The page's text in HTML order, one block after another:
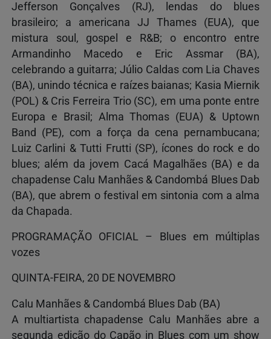
Jefferson Gonçalves (RJ), lendas do blues
brasileiro; a americana JJ Thames (EUA), que
mistura soul, gospel e R&B; o encontro entre
Armandinho Macedo e Eric Assmar (BA),
celebrando a guitarra; Júlio Caldas com Lia Chaves
(BA), unindo técnica e raízes baianas; Kasia Miernik
(POL) & Cris Ferreira Trio (SC), em uma ponte entre
Europa e Brasil; Alma Thomas (EUA) & Uptown
Band (PE), com a força da cena pernambucana;
Luiz Carlini & Tutti Frutti (SP), ícones do rock e do
blues; além da jovem Cacá Magalhães (BA) e da
chapadense Calu Manhães & Candombá Blues Dab
(BA), que abrem o festival em sintonia com a alma
da Chapada.
PROGRAMAÇÃO OFICIAL – Blues em múltiplas
vozes
QUINTA-FEIRA, 20 DE NOVEMBRO
Calu Manhães & Candombá Blues Dab (BA)
A multiartista chapadense Calu Manhães abre a
segunda edição do Capão in Blues com um show